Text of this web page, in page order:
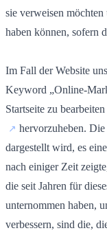
sie verweisen
haben können, sofern
Im Fall der Website
Keyword „Online-
Startseite zu
hervorzuheben.
dargestellt wird, es
nach einiger Zeit
die seit Jahren für
unternommen haben,
verbessern, sind die,